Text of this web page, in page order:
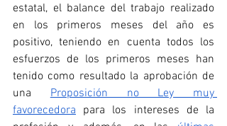
estatal, el balance del trabajo realizado
en los primeros meses del año es
positivo, teniendo en cuenta todos los
esfuerzos de los primeros meses han
tenido como resultado la aprobación de
una Proposición no Ley muy
favorecedora para los intereses de la